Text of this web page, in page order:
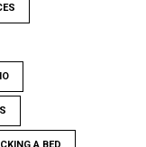
A BED